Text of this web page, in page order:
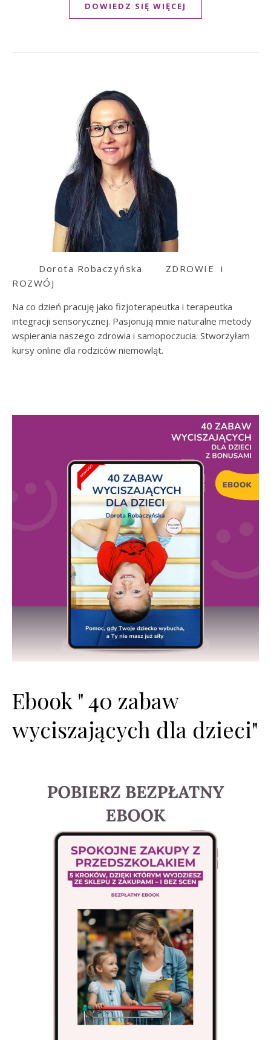
DOWIEDZ SIĘ WIĘCEJ
Dorota Robaczyńska ZDROWIE i
ROZWÓJ
Na co dzień pracuję jako fizjoterapeutka i terapeutka
integracji sensorycznej. Pasjonują mnie naturalne metody
wspierania naszego zdrowia i samopoczucia. Stworzyłam
kursy online dla rodziców niemowląt.
Ebook " 40 zabaw
wyciszających dla dzieci"